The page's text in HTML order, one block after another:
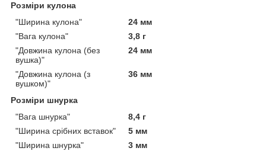
Розміри кулона
"Ширина кулона"
24 мм
"Вага кулона"
3,8 г
"Довжина кулона (без
вушка)"
24 мм
"Довжина кулона (з
вушком)"
36 мм
Розміри шнурка
"Вага шнурка"
8,4 г
"Ширина срібних вставок"
5 мм
"Ширина шнурка"
3 мм